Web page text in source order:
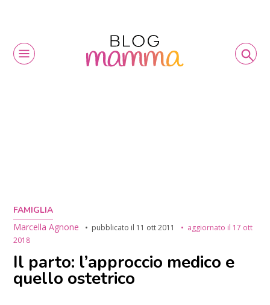
FAMIGLIA
Marcella Agnone
pubblicato il 11 ott 2011 aggiornato il 17 ott
2018
Il parto: l’approccio medico e
quello ostetrico